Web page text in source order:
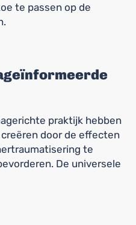
te passen op de
praktijk hebben
door de effecten
te
De universele